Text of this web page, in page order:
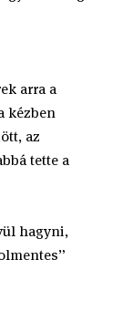
arra a
kézben
az
tette a
hagyni,